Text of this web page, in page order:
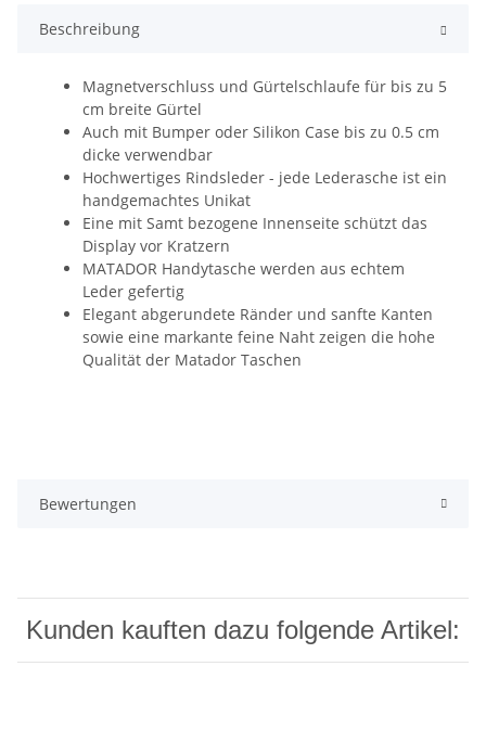
Beschreibung
Magnetverschluss und Gürtelschlaufe für bis zu 5
cm breite Gürtel
Auch mit Bumper oder Silikon Case bis zu 0.5 cm
dicke verwendbar
Hochwertiges Rindsleder - jede Lederasche ist ein
handgemachtes Unikat
Eine mit Samt bezogene Innenseite schützt das
Display vor Kratzern
MATADOR Handytasche werden aus echtem
Leder gefertig
Elegant abgerundete Ränder und sanfte Kanten
sowie eine markante feine Naht zeigen die hohe
Qualität der Matador Taschen
Bewertungen
Kunden kauften dazu folgende Artikel: